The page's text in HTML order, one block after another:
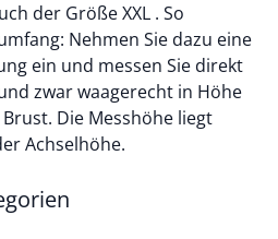
der Größe XXL . So
Nehmen Sie dazu eine
ein und messen Sie direkt
zwar waagerecht in Höhe
Die Messhöhe liegt
Achselhöhe.